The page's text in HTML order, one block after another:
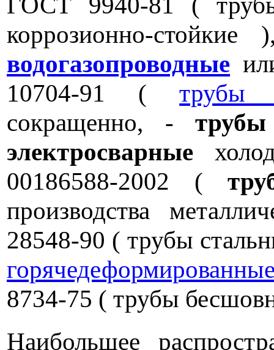
коррозионно-
водогазопроводные
10704-91 (трубы
сокращенно, - трубы
электросварные
00186588-2002 (
производства
28548-90 ( трубы
8734-75 ( трубы
Наибольшее